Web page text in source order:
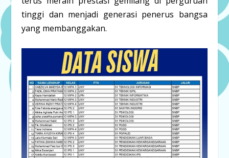
tinggi dan menjadi generasi penerus bangsa
yang membanggakan.